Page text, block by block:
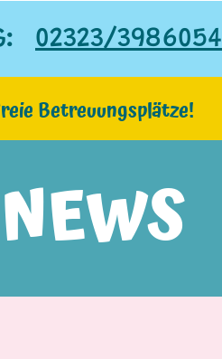
02323/3986054
Betreuungsplätze!
NEWS